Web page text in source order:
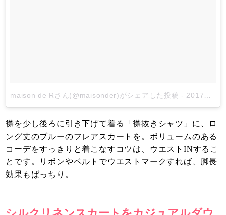
maison de Rさん(@maisonder)がシェアした投稿 - 2017年 7月月30日午後8時12分PDT
襟を少し後ろに引き下げて着る「襟抜きシャツ」に、ロ
ング丈のブルーのフレアスカートを。ボリュームのある
コーデをすっきりと着こなすコツは、ウエストINするこ
とです。リボンやベルトでウエストマークすれば、脚長
効果もばっちり。